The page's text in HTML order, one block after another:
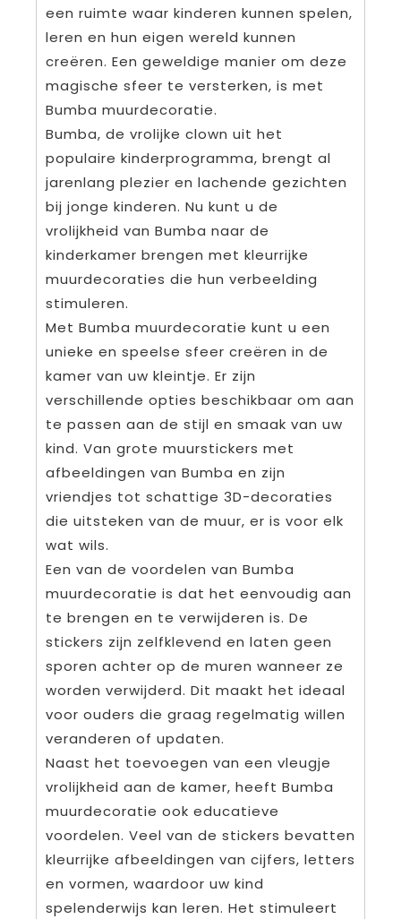
een ruimte waar kinderen kunnen spelen,
leren en hun eigen wereld kunnen
creëren. Een geweldige manier om deze
magische sfeer te versterken, is met
Bumba muurdecoratie.
Bumba, de vrolijke clown uit het
populaire kinderprogramma, brengt al
jarenlang plezier en lachende gezichten
bij jonge kinderen. Nu kunt u de
vrolijkheid van Bumba naar de
kinderkamer brengen met kleurrijke
muurdecoraties die hun verbeelding
stimuleren.
Met Bumba muurdecoratie kunt u een
unieke en speelse sfeer creëren in de
kamer van uw kleintje. Er zijn
verschillende opties beschikbaar om aan
te passen aan de stijl en smaak van uw
kind. Van grote muurstickers met
afbeeldingen van Bumba en zijn
vriendjes tot schattige 3D-decoraties
die uitsteken van de muur, er is voor elk
wat wils.
Een van de voordelen van Bumba
muurdecoratie is dat het eenvoudig aan
te brengen en te verwijderen is. De
stickers zijn zelfklevend en laten geen
sporen achter op de muren wanneer ze
worden verwijderd. Dit maakt het ideaal
voor ouders die graag regelmatig willen
veranderen of updaten.
Naast het toevoegen van een vleugje
vrolijkheid aan de kamer, heeft Bumba
muurdecoratie ook educatieve
voordelen. Veel van de stickers bevatten
kleurrijke afbeeldingen van cijfers, letters
en vormen, waardoor uw kind
spelenderwijs kan leren. Het stimuleert